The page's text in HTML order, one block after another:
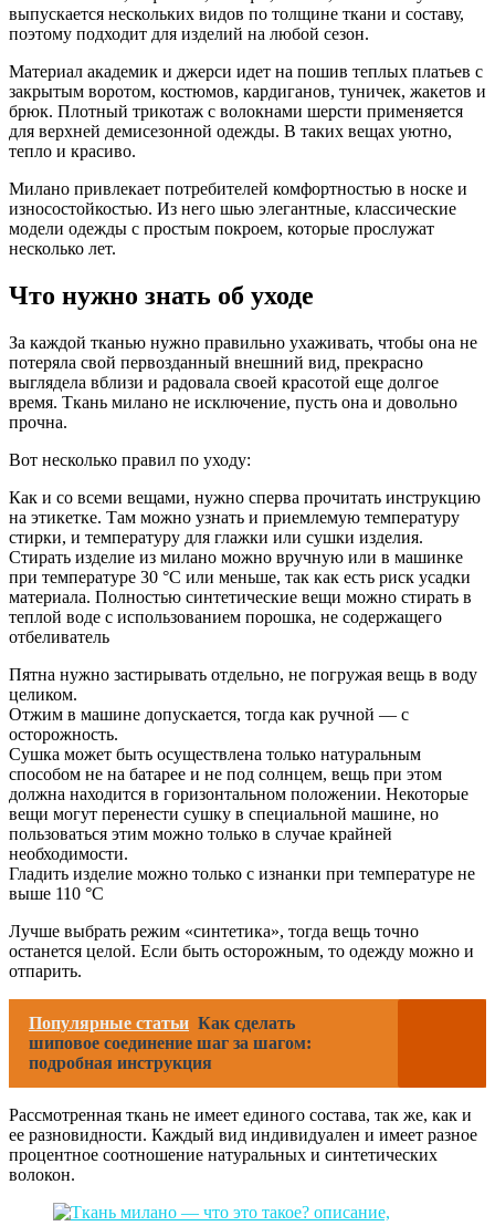
выпускается нескольких видов по толщине ткани и составу,
поэтому подходит для изделий на любой сезон.
Материал академик и джерси идет на пошив теплых платьев с
закрытым воротом, костюмов, кардиганов, туничек, жакетов и
брюк. Плотный трикотаж с волокнами шерсти применяется
для верхней демисезонной одежды. В таких вещах уютно,
тепло и красиво.
Милано привлекает потребителей комфортностью в носке и
износостойкостью. Из него шью элегантные, классические
модели одежды с простым покроем, которые прослужат
несколько лет.
Что нужно знать об уходе
За каждой тканью нужно правильно ухаживать, чтобы она не
потеряла свой первозданный внешний вид, прекрасно
выглядела вблизи и радовала своей красотой еще долгое
время. Ткань милано не исключение, пусть она и довольно
прочна.
Вот несколько правил по уходу:
Как и со всеми вещами, нужно сперва прочитать инструкцию
на этикетке. Там можно узнать и приемлемую температуру
стирки, и температуру для глажки или сушки изделия.
Стирать изделие из милано можно вручную или в машинке
при температуре 30 °С или меньше, так как есть риск усадки
материала. Полностью синтетические вещи можно стирать в
теплой воде с использованием порошка, не содержащего
отбеливатель
Пятна нужно застирывать отдельно, не погружая вещь в воду
целиком.
Отжим в машине допускается, тогда как ручной — с
осторожность.
Сушка может быть осуществлена только натуральным
способом не на батарее и не под солнцем, вещь при этом
должна находится в горизонтальном положении. Некоторые
вещи могут перенести сушку в специальной машине, но
пользоваться этим можно только в случае крайней
необходимости.
Гладить изделие можно только с изнанки при температуре не
выше 110 °С
Лучше выбрать режим «синтетика», тогда вещь точно
останется целой. Если быть осторожным, то одежду можно и
отпарить.
Популярные статьи Как сделать
шиповое соединение шаг за шагом:
подробная инструкция
Рассмотренная ткань не имеет единого состава, так же, как и
ее разновидности. Каждый вид индивидуален и имеет разное
процентное соотношение натуральных и синтетических
волокон.